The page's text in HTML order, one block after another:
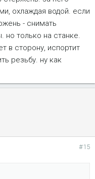
охлаждая водой. если
- снимать
но только на станке.
в сторону, испортит
резьбу. ну как
#15